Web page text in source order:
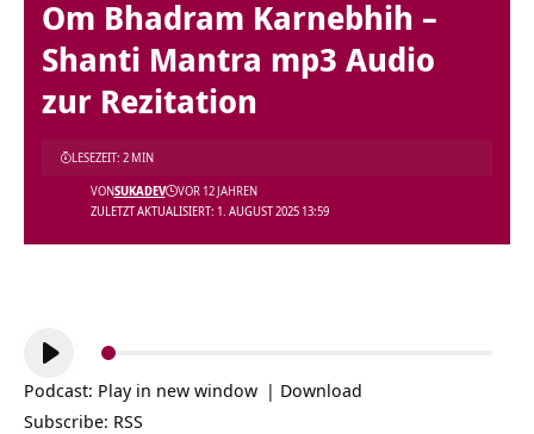
Om Bhadram Karnebhih –
Shanti Mantra mp3 Audio
zur Rezitation
ZULETZT AKTUALISIERT: 1. AUGUST 2025 13:59
VONSUKADEV VOR 12 JAHREN
LESEZEIT: 2 MIN
Audio-
Player
Podcast: Play in new window | Download
Subscribe: RSS